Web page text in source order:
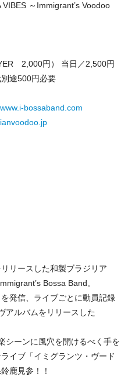
～Immigrant’s Voodoo
2,000円） 当日／2,500円
途500円必要
bossaband.com
リースした和製ブラジリア
Bossa Band。
発信、ライブごとに動員記録
アルバムをリリースした
シーンに風穴を開けるべく手を
イブ「イミグランツ・ヴード
鹿見参！！